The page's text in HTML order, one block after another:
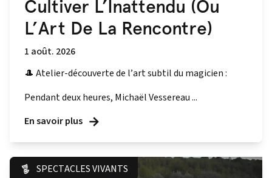
Cultiver L’Inattendu (Ou
L’Art De La Rencontre)
1 août. 2026
🎩 Atelier-découverte de l’art subtil du magicien :
Pendant deux heures, Michaël Vessereau ...
En savoir plus
SPECTACLES VIVANTS